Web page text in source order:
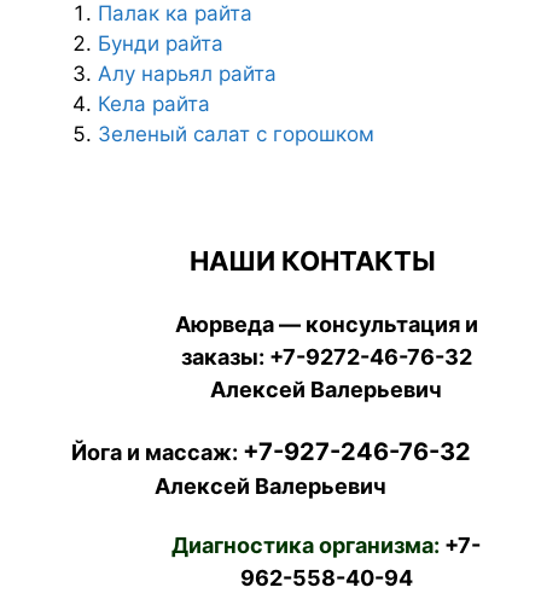
Палак ка райта
Бунди райта
Алу нарьял райта
Кела райта
Зеленый салат с горошком
НАШИ КОНТАКТЫ
Аюрведа — консультация и
заказы: +7-9272-46-76-32
Алексей Валерьевич
Йога и массаж: +7-927-246-76-32
Алексей Валерьевич
Диагностика организма: +7-
962-558-40-94